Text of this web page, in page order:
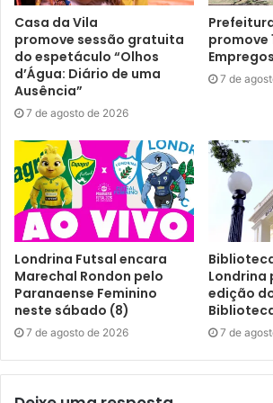
comprometer com a banda, fazendo
agradar o público e para cada momento
também”, relatou.
Mais um ponto positivo para a banda foi
qual já tocaram, segundo o vocalista.
apresentação com o maior número de
Após o término, muitos vieram até nós
pelo som e agradecer, e alguns já
voltariam nas próximas oportunidades.
geral do evento é muito boa, sempre
prestativa, e a feira gastronômica é o
tornar a noite ainda melhor”, considerou.
o grupo adiantou que a base será de
Casa da Vila
promove sessão gratuita
do espetáculo “Olhos
d’Água: Diário de uma
Ausência”
7 de agosto de 2026
promove
7 de
Londrina Futsal encara
Marechal Rondon pelo
Paranaense Feminino
neste sábado (8)
7 de agosto de 2026
Londrina
edição
7 de